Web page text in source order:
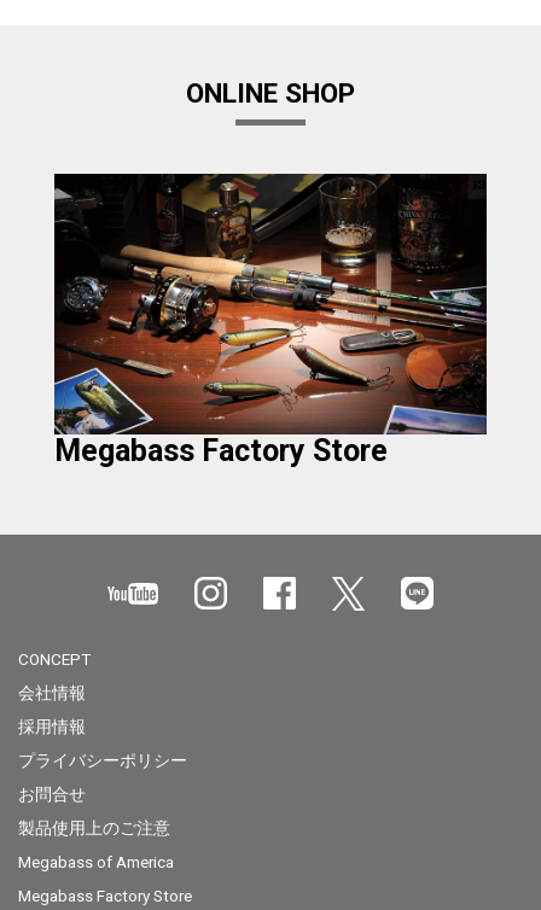
ONLINE SHOP
Megabass Factory Store
CONCEPT
会社情報
採用情報
プライバシーポリシー
お問合せ
製品使用上のご注意
Megabass of America
Megabass Factory Store